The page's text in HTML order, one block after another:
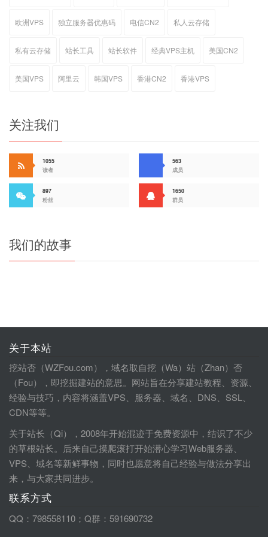
欧洲VPS 独立服务器优惠码 电信CN2 私人云存储
私有云存储 站长工具 站长软件 经典VPS主机 美国CN2
美国VPS 阿里云 韩国VPS 香港CN2 香港VPS
关注我们
1055
读者
563
成员
897
粉丝
1650
群员
我们的故事
关于本站
挖站否（WZFou.com），域名取自挖（Wa）站（Zhan）否
（Fou），即挖掘建站的意思。网站旨在分享建站教程、资源、
经验与技巧，内容将涵盖VPS、服务器、域名、DNS、SSL、
CDN等等。
关于站长（Qi），2008年开始混迹于免费资源中，结识了不少
的草根站长。后来自己摸爬滚打开始潜心学习Web服务器、
VPS、域名等新鲜事物，同时也愿意将自己经验与做法分享出
来，与大家共同进步。
联系方式
QQ：798558110；Q群：591690732